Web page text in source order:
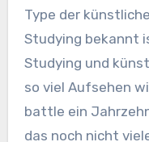
Type der
Studying bekannt
Studying und
so viel Aufsehen
battle ein
das noch nicht